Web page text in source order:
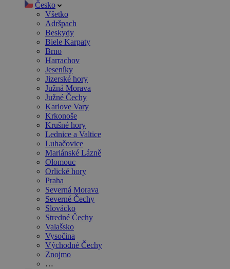
Česko
Všetko
Adršpach
Beskydy
Biele Karpaty
Brno
Harrachov
Jeseníky
Jizerské hory
Južná Morava
Južné Čechy
Karlove Vary
Krkonoše
Krušné hory
Lednice a Valtice
Luhačovice
Mariánské Lázně
Olomouc
Orlické hory
Praha
Severná Morava
Severné Čechy
Slovácko
Stredné Čechy
Valašsko
Vysočina
Východné Čechy
Znojmo
…